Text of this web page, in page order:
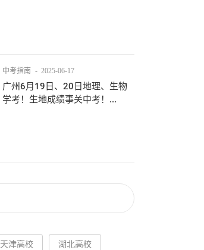
中考指南 - 2025-06-17
广州6月19日、20日地理、生物
学考！生地成绩事关中考！...
天津高校 湖北高校